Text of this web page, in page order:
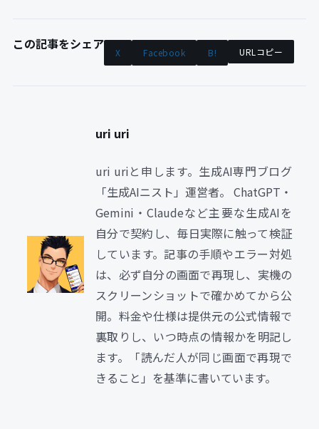
この記事をシェア X Facebook B! URLコピー
uri uri
uri uriと申します。生成AI専門ブログ
「生成AIニスト」運営者。 ChatGPT・
Gemini・Claudeなど主要な生成AIを
自分で契約し、毎日実際に触って検証
しています。記事の手順やエラー対処
は、必ず自分の画面で再現し、実機の
スクリーンショットで確かめてから公
開。料金や仕様は提供元の公式情報で
裏取りし、いつ時点の情報かを明記し
ます。「読んだ人が同じ画面で再現で
きること」を基準に書いています。